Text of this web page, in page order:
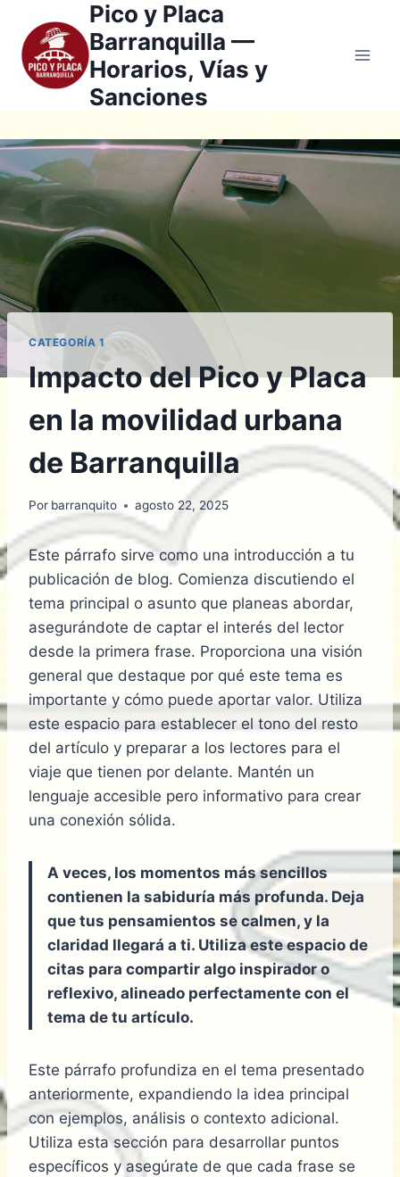
contenido
Pico y Placa
Barranquilla —
Horarios, Vías y
Sanciones
CATEGORÍA 1
Impacto del Pico y Placa
en la movilidad urbana
de Barranquilla
Por barranquito agosto 22, 2025
Este párrafo sirve como una introducción a tu
publicación de blog. Comienza discutiendo el
tema principal o asunto que planeas abordar,
asegurándote de captar el interés del lector
desde la primera frase. Proporciona una visión
general que destaque por qué este tema es
importante y cómo puede aportar valor. Utiliza
este espacio para establecer el tono del resto
del artículo y preparar a los lectores para el
viaje que tienen por delante. Mantén un
lenguaje accesible pero informativo para crear
una conexión sólida.
A veces, los momentos más sencillos
contienen la sabiduría más profunda. Deja
que tus pensamientos se calmen, y la
claridad llegará a ti. Utiliza este espacio de
citas para compartir algo inspirador o
reflexivo, alineado perfectamente con el
tema de tu artículo.
Este párrafo profundiza en el tema presentado
anteriormente, expandiendo la idea principal
con ejemplos, análisis o contexto adicional.
Utiliza esta sección para desarrollar puntos
específicos y asegúrate de que cada frase se